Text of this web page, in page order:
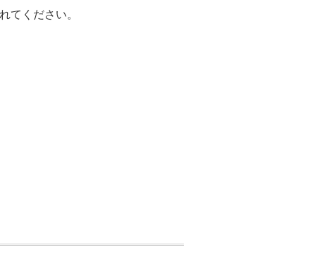
てください。